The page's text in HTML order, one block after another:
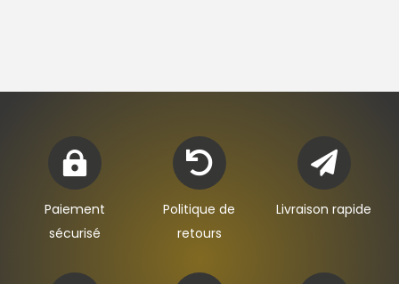

Paiement
sécurisé

Politique de
retours

Livraison rapide